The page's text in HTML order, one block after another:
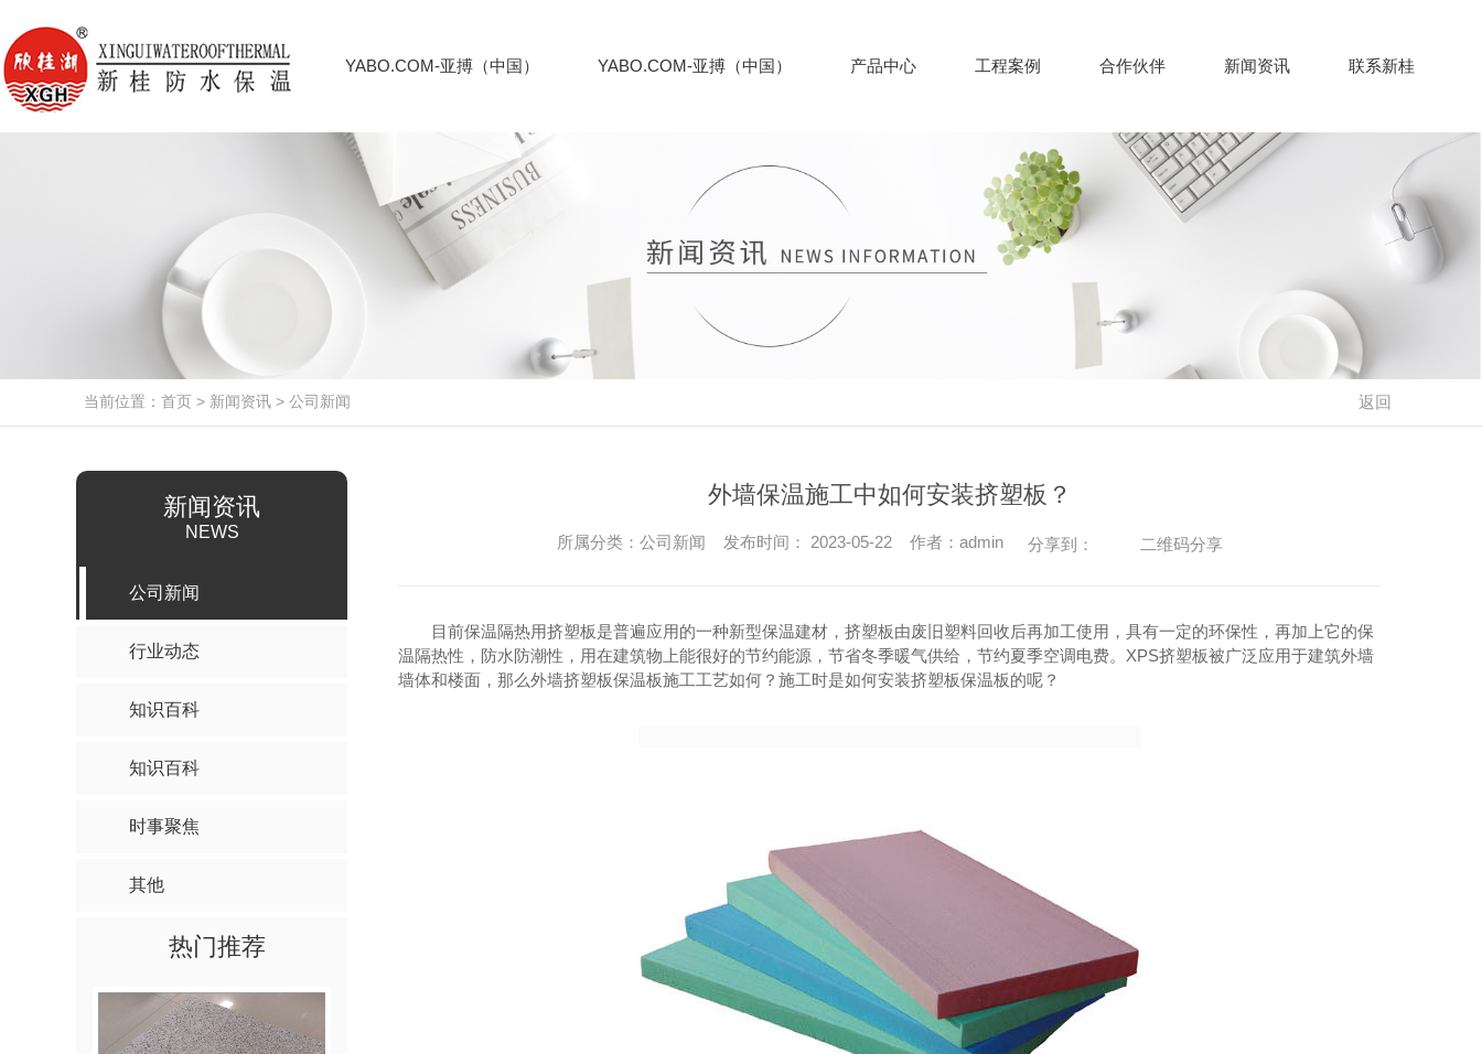
YABO.COM-亚搏（中国） YABO.COM-亚搏（中国） 产品中心 工程案例 合作伙伴 新闻资讯 联系新桂
当前位置： 首页 > 新闻资讯 > 公司新闻 返回
新闻资讯
NEWS
公司新闻
行业动态
知识百科
知识百科
时事聚焦
其他
热门推荐
外墙保温施工中如何安装挤塑板？
所属分类：公司新闻 发布时间： 2023-05-22 作者：admin 分享到： 二维码分享
目前保温隔热用挤塑板是普遍应用的一种新型保温建材，挤塑板由废旧塑料回收后再加工使用，具有一定的环保性，再加上它的保
温隔热性，防水防潮性，用在建筑物上能很好的节约能源，节省冬季暖气供给，节约夏季空调电费。XPS挤塑板被广泛应用于建筑外墙
墙体和楼面，那么外墙挤塑板保温板施工工艺如何？施工时是如何安装挤塑板保温板的呢？